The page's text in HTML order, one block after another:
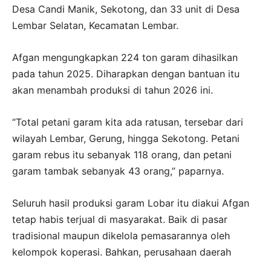
Desa Candi Manik, Sekotong, dan 33 unit di Desa
Lembar Selatan, Kecamatan Lembar.
Afgan mengungkapkan 224 ton garam dihasilkan
pada tahun 2025. Diharapkan dengan bantuan itu
akan menambah produksi di tahun 2026 ini.
“Total petani garam kita ada ratusan, tersebar dari
wilayah Lembar, Gerung, hingga Sekotong. Petani
garam rebus itu sebanyak 118 orang, dan petani
garam tambak sebanyak 43 orang,” paparnya.
Seluruh hasil produksi garam Lobar itu diakui Afgan
tetap habis terjual di masyarakat. Baik di pasar
tradisional maupun dikelola pemasarannya oleh
kelompok koperasi. Bahkan, perusahaan daerah